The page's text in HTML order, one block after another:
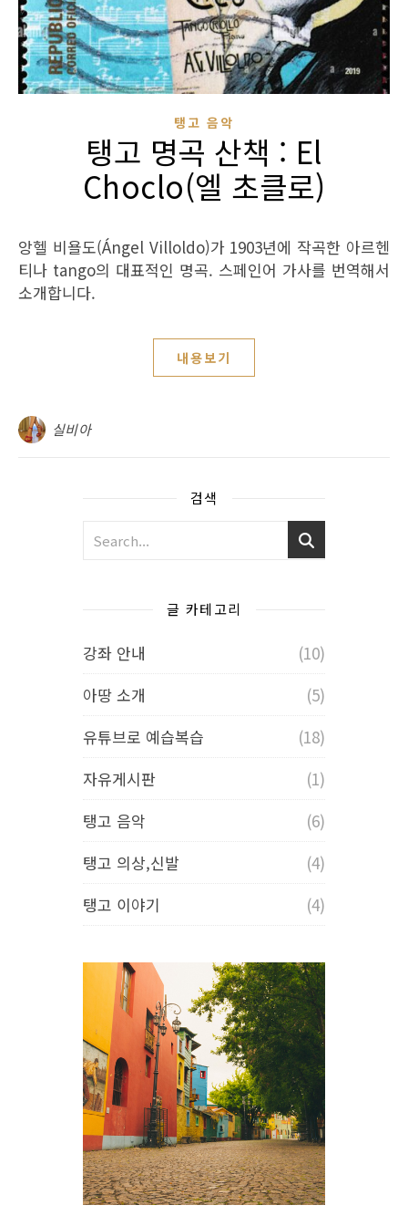
탱고 음악
탱고 명곡 산책 : El
Choclo(엘 초클로)
앙헬 비욜도(Ángel Villoldo)가 1903년에 작곡한 아르헨
티나 tango의 대표적인 명곡. 스페인어 가사를 번역해서
소개합니다.
내용보기
실비아
검색
글 카테고리
강좌 안내
(10)
아땅 소개
(5)
유튜브로 예습복습
(18)
자유게시판
(1)
탱고 음악
(6)
탱고 의상,신발
(4)
탱고 이야기
(4)